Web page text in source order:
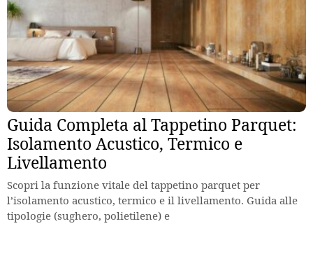
Guida Completa al Tappetino Parquet:
Isolamento Acustico, Termico e
Livellamento
Scopri la funzione vitale del tappetino parquet per
l’isolamento acustico, termico e il livellamento. Guida alle
tipologie (sughero, polietilene) e